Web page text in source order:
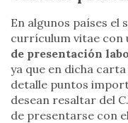
En algunos países el
currículum vitae con
de presentación
ya que en dicha
detalle puntos
desean resaltar del
de presentarse con